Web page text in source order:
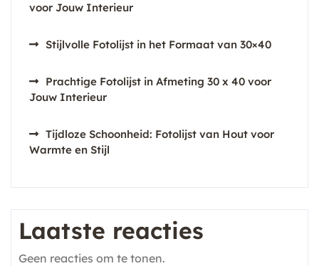
voor Jouw Interieur
Stijlvolle Fotolijst in het Formaat van 30×40
Prachtige Fotolijst in Afmeting 30 x 40 voor
Jouw Interieur
Tijdloze Schoonheid: Fotolijst van Hout voor
Warmte en Stijl
Laatste reacties
Geen reacties om te tonen.